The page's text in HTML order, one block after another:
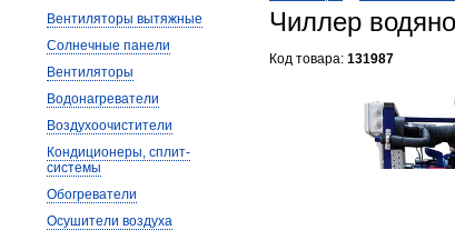
Чиллер
Код товара: 131987
Вентиляторы вытяжные
Солнечные панели
Вентиляторы
Водонагреватели
Воздухоочистители
Кондиционеры, сплит-
системы
Обогреватели
Осушители воздуха